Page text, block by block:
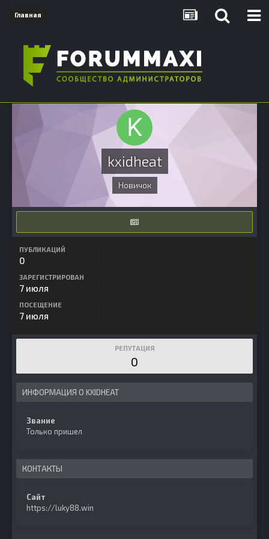
Главная
kxidheat
Новичок
ПУБЛИКАЦИЙ
0
ЗАРЕГИСТРИРОВАН
7 июля
ПОСЕЩЕНИЕ
7 июля
РЕПУТАЦИЯ
0
ИНФОРМАЦИЯ О KXIDHEAT
Звание
Только пришел
КОНТАКТЫ
Сайт
https://luky88.win